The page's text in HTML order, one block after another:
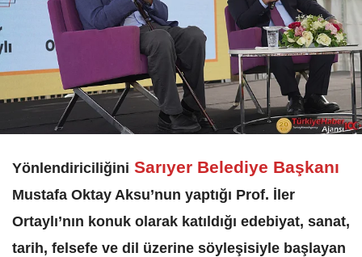
Yönlendiriciliğini Sarıyer Belediye Başkanı
Mustafa Oktay Aksu’nun yaptığı Prof. İler
Ortaylı’nın konuk olarak katıldığı edebiyat, sanat,
tarih, felsefe ve dil üzerine söyleşisiyle başlayan